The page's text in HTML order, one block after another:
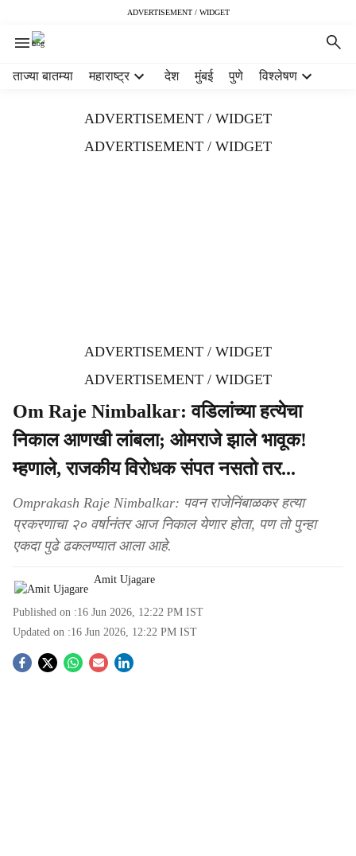
ADVERTISEMENT / WIDGET
ताज्या बातम्या महाराष्ट्र देश मुंबई पुणे विश्लेषण
ADVERTISEMENT / WIDGET
ADVERTISEMENT / WIDGET
ADVERTISEMENT / WIDGET
ADVERTISEMENT / WIDGET
Om Raje Nimbalkar: वडिलांच्या हत्येचा
निकाल आणखी लांबला; ओमराजे झाले भावूक!
म्हणाले, राजकीय विरोधक संपत नसतो तर...
Omprakash Raje Nimbalkar: पवन राजेनिंबाळकर हत्या
प्रकरणाचा २० वर्षानंतर आज निकाल येणार होता, पण तो पुन्हा
एकदा पुढे ढकलण्यात आला आहे.
Amit Ujagare
Published on :16 Jun 2026, 12:22 PM IST
Updated on :16 Jun 2026, 12:22 PM IST
S